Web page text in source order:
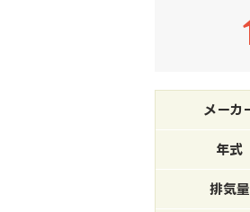
メーカ
年式
排気量